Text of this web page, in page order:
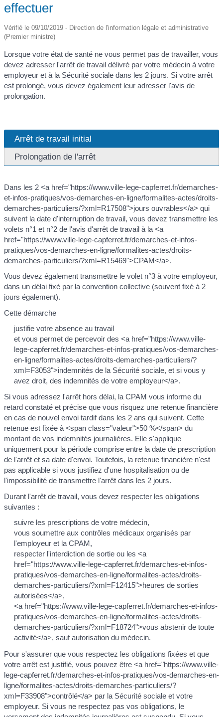
effectuer
Vérifié le 09/10/2019 - Direction de l'information légale et administrative
(Premier ministre)
Lorsque votre état de santé ne vous permet pas de travailler, vous
devez adresser l'arrêt de travail délivré par votre médecin à votre
employeur et à la Sécurité sociale dans les 2 jours. Si votre arrêt
est prolongé, vous devez également leur adresser l'avis de
prolongation.
Arrêt de travail initial
Prolongation de l'arrêt
Dans les 2 <a href="https://www.ville-lege-capferret.fr/demarches-
et-infos-pratiques/vos-demarches-en-ligne/formalites-actes/droits-
demarches-particuliers/?xml=R17508">jours ouvrables</a> qui
suivent la date d'interruption de travail, vous devez transmettre les
volets n°1 et n°2 de l'avis d'arrêt de travail à la <a
href="https://www.ville-lege-capferret.fr/demarches-et-infos-
pratiques/vos-demarches-en-ligne/formalites-actes/droits-
demarches-particuliers/?xml=R15469">CPAM</a>.
Vous devez également transmettre le volet n°3 à votre employeur,
dans un délai fixé par la convention collective (souvent fixé à 2
jours également).
Cette démarche
justifie votre absence au travail
et vous permet de percevoir des <a href="https://www.ville-
lege-capferret.fr/demarches-et-infos-pratiques/vos-demarches-
en-ligne/formalites-actes/droits-demarches-particuliers/?
xml=F3053">indemnités de la Sécurité sociale, et si vous y
avez droit, des indemnités de votre employeur</a>.
Si vous adressez l'arrêt hors délai, la CPAM vous informe du
retard constaté et précise que vous risquez une retenue financière
en cas de nouvel envoi tardif dans les 2 ans qui suivent. Cette
retenue est fixée à <span class="valeur">50 %</span> du
montant de vos indemnités journalières. Elle s'applique
uniquement pour la période comprise entre la date de prescription
de l'arrêt et sa date d'envoi. Toutefois, la retenue financière n'est
pas applicable si vous justifiez d'une hospitalisation ou de
l'impossibilité de transmettre l'arrêt dans les 2 jours.
Durant l'arrêt de travail, vous devez respecter les obligations
suivantes :
suivre les prescriptions de votre médecin,
vous soumettre aux contrôles médicaux organisés par
l'employeur et la CPAM,
respecter l'interdiction de sortie ou les <a
href="https://www.ville-lege-capferret.fr/demarches-et-infos-
pratiques/vos-demarches-en-ligne/formalites-actes/droits-
demarches-particuliers/?xml=F12415">heures de sorties
autorisées</a>,
<a href="https://www.ville-lege-capferret.fr/demarches-et-infos-
pratiques/vos-demarches-en-ligne/formalites-actes/droits-
demarches-particuliers/?xml=F18724">vous abstenir de toute
activité</a>, sauf autorisation du médecin.
Pour s'assurer que vous respectez les obligations fixées et que
votre arrêt est justifié, vous pouvez être <a href="https://www.ville-
lege-capferret.fr/demarches-et-infos-pratiques/vos-demarches-en-
ligne/formalites-actes/droits-demarches-particuliers/?
xml=F33908">contrôlé</a> par la Sécurité sociale et votre
employeur. Si vous ne respectez pas vos obligations, le